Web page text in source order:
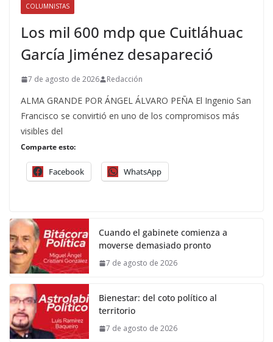
COLUMNISTAS
Los mil 600 mdp que Cuitláhuac
García Jiménez desapareció
7 de agosto de 2026 Redacción
ALMA GRANDE POR ÁNGEL ÁLVARO PEÑA El Ingenio San
Francisco se convirtió en uno de los compromisos más
visibles del
Comparte esto:
Facebook WhatsApp
Cuando el gabinete comienza a
moverse demasiado pronto
7 de agosto de 2026
Bienestar: del coto político al
territorio
7 de agosto de 2026